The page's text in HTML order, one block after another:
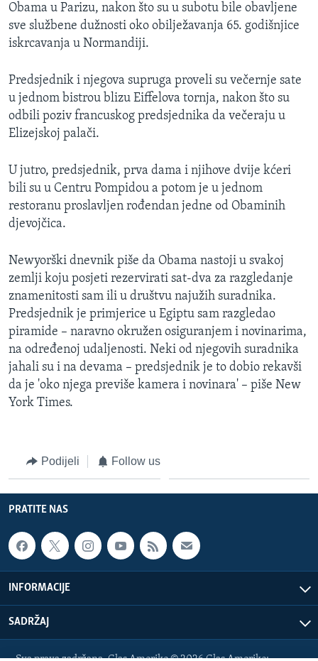
Obama u Parizu, nakon što su u subotu bile obavljene
sve službene dužnosti oko obilježavanja 65. godišnjice
iskrcavanja u Normandiji.
Predsjednik i njegova supruga proveli su večernje sate
u jednom bistrou blizu Eiffelova tornja, nakon što su
odbili poziv francuskog predsjednika da večeraju u
Elizejskoj palači.
U jutro, predsjednik, prva dama i njihove dvije kćeri
bili su u Centru Pompidou a potom je u jednom
restoranu proslavljen rođendan jedne od Obaminih
djevojčica.
Newyorški dnevnik piše da Obama nastoji u svakoj
zemlji koju posjeti rezervirati sat-dva za razgledanje
znamenitosti sam ili u društvu najužih suradnika.
Predsjednik je primjerice u Egiptu sam razgledao
piramide – naravno okružen osiguranjem i novinarima,
na određenoj udaljenosti. Neki od njegovih suradnika
jahali su i na devama – predsjednik je to dobio rekavši
da je 'oko njega previše kamera i novinara' – piše New
York Times.
Podijeli Follow us
PRATITE NAS
INFORMACIJE
SADRŽAJ